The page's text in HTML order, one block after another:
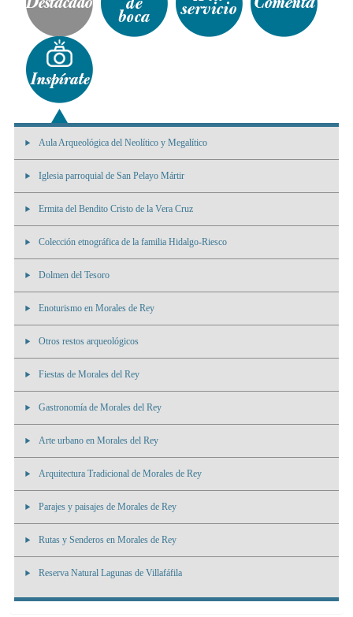
Aula Arqueológica del Neolítico y Megalítico
Iglesia parroquial de San Pelayo Mártir
Ermita del Bendito Cristo de la Vera Cruz
Colección etnográfica de la familia Hidalgo-Riesco
Dolmen del Tesoro
Enoturismo en Morales de Rey
Otros restos arqueológicos
Fiestas de Morales del Rey
Gastronomía de Morales del Rey
Arte urbano en Morales del Rey
Arquitectura Tradicional de Morales de Rey
Parajes y paisajes de Morales de Rey
Rutas y Senderos en Morales de Rey
Reserva Natural Lagunas de Villafáfila